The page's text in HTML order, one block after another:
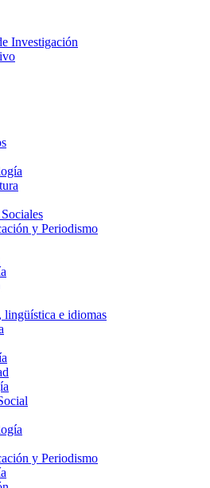
Investigación
y Periodismo
lingüística e idiomas
y Periodismo